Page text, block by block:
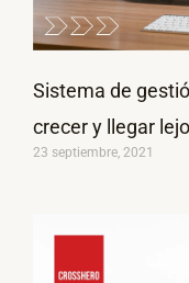
Sistema de
crecer y llegar
23 septiembre, 2021